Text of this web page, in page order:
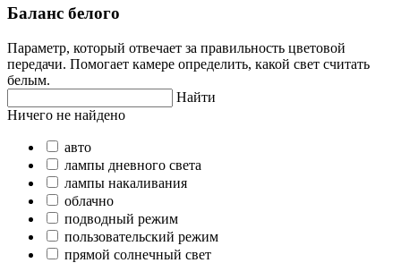
Баланс белого
Параметр, который отвечает за правильность цветовой
передачи. Помогает камере определить, какой свет считать
белым.
Найти
Ничего не найдено
авто
лампы дневного света
лампы накаливания
облачно
подводный режим
пользовательский режим
прямой солнечный свет